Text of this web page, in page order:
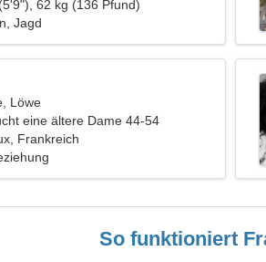
62 kg (136 Pfund)
Jagd
Löwe
eine ältere Dame 44-54
Frankreich
So funktioniert